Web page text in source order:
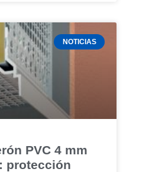
NOTICIAS
PVC 4 mm
protección